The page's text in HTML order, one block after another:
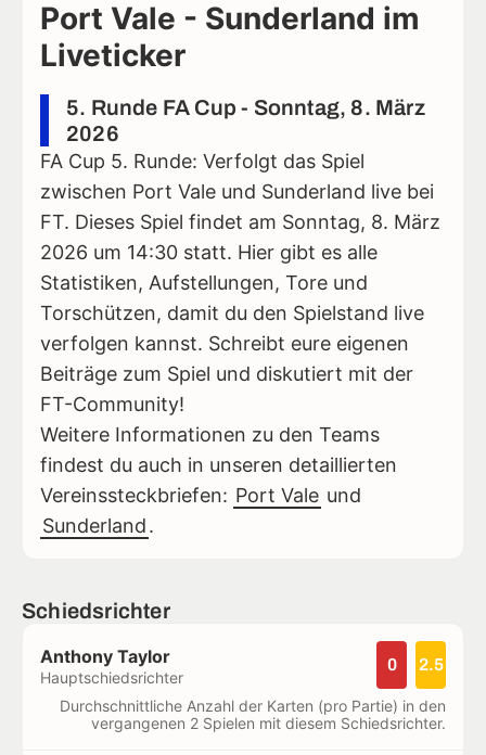
Port Vale - Sunderland im
Liveticker
5. Runde FA Cup - Sonntag, 8. März
2026
FA Cup 5. Runde: Verfolgt das Spiel
zwischen Port Vale und Sunderland live bei
FT. Dieses Spiel findet am Sonntag, 8. März
2026 um 14:30 statt. Hier gibt es alle
Statistiken, Aufstellungen, Tore und
Torschützen, damit du den Spielstand live
verfolgen kannst. Schreibt eure eigenen
Beiträge zum Spiel und diskutiert mit der
FT-Community!
Weitere Informationen zu den Teams
findest du auch in unseren detaillierten
Vereinssteckbriefen: Port Vale und
Sunderland.
Schiedsrichter
Anthony Taylor
Hauptschiedsrichter
0 2.5
Durchschnittliche Anzahl der Karten (pro Partie) in den
vergangenen 2 Spielen mit diesem Schiedsrichter.